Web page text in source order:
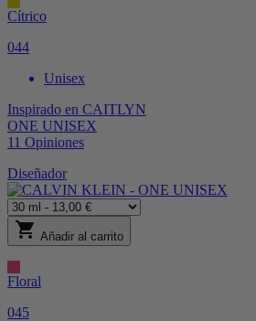
Cítrico
044
Unisex
Inspirado en CAITLYN
ONE UNISEX
11 Opiniones
Diseñador
shopping_cart Añadir al carrito
Floral
045